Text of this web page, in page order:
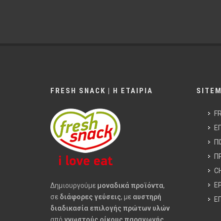
FRESH SNACK | Η ΕΤΑΙΡΙΑ
Δημιουργούμε μοναδικά προϊόντα,
σε διάφορες γεύσεις, με αυστηρή
διαδικασία επιλογής πρώτων υλών